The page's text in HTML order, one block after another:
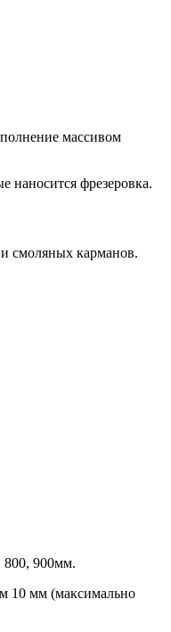
массивом
фрезеровка.
смоляных карманов.
800, 900мм.
10 мм (максимально